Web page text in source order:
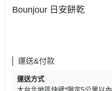
Bounjour 日安餅乾
運送&付款
運送方式